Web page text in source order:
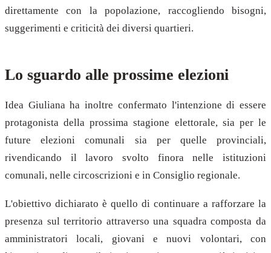
direttamente con la popolazione, raccogliendo bisogni,
suggerimenti e criticità dei diversi quartieri.
Lo sguardo alle prossime elezioni
Idea Giuliana ha inoltre confermato l'intenzione di essere
protagonista della prossima stagione elettorale, sia per le
future elezioni comunali sia per quelle provinciali,
rivendicando il lavoro svolto finora nelle istituzioni
comunali, nelle circoscrizioni e in Consiglio regionale.
L'obiettivo dichiarato è quello di continuare a rafforzare la
presenza sul territorio attraverso una squadra composta da
amministratori locali, giovani e nuovi volontari, con